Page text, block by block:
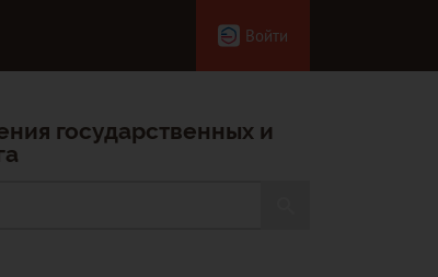
Войти
государственных и